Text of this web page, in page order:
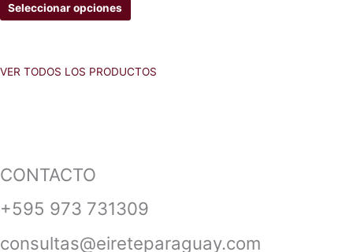
Seleccionar opciones
VER TODOS LOS PRODUCTOS
CONTACTO
+595 973 731309
consultas@eireteparaguay.com